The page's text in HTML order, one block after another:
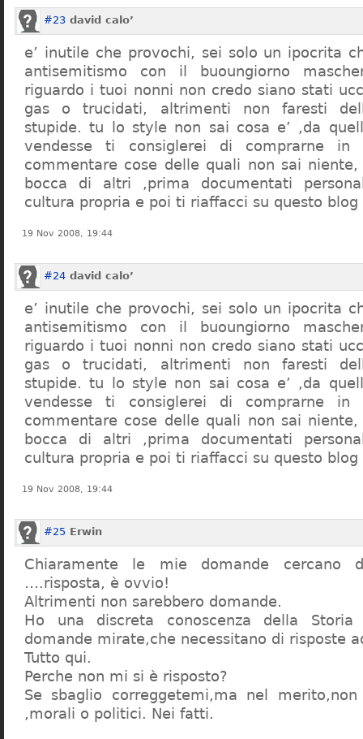
#23 david calo’
e’ inutile che provochi, sei solo un ipocrita
antisemitismo con il buoungiorno
riguardo i tuoi nonni non credo siano stati
gas o trucidati, altrimenti non faresti
stupide. tu lo style non sai cosa e’ ,da
vendesse ti consiglerei di comprarne in
commentare cose delle quali non sai
bocca di altri ,prima documentati
cultura propria e poi ti riaffacci su questo blog
19 Nov 2008, 19:44
#24 david calo’
e’ inutile che provochi, sei solo un ipocrita
antisemitismo con il buoungiorno
riguardo i tuoi nonni non credo siano stati
gas o trucidati, altrimenti non faresti
stupide. tu lo style non sai cosa e’ ,da
vendesse ti consiglerei di comprarne in
commentare cose delle quali non sai
bocca di altri ,prima documentati
cultura propria e poi ti riaffacci su questo blog
19 Nov 2008, 19:44
#25 Erwin
Chiaramente le mie domande cercano
….risposta, è ovvio!
Altrimenti non sarebbero domande.
Ho una discreta conoscenza della
domande mirate,che necessitano di risposte
Tutto qui.
Perche non mi si è risposto?
Se sbaglio correggetemi,ma nel
,morali o politici. Nei fatti.